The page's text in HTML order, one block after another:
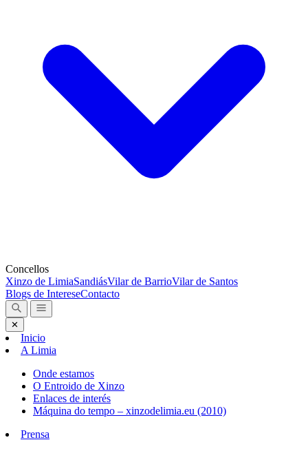
Concellos
Xinzo de LimiaSandiásVilar de BarrioVilar de Santos
Blogs de IntereseContacto
✕
Inicio
A Limia
Onde estamos
O Entroido de Xinzo
Enlaces de interés
Máquina do tempo – xinzodelimia.eu (2010)
Prensa